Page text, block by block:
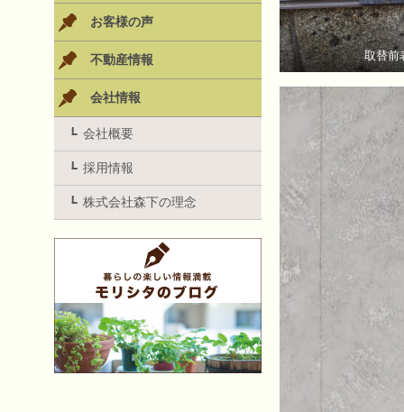
取替前
お客様の声
不動産情報
会社情報
会社概要
採用情報
株式会社森下の理念